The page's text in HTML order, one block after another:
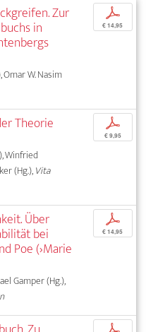
Zur
in
W. Nasim
p
€ 14,95
Theorie
Winfried
(Hg.),Vita
p
€ 9,95
Über
bei
Poe (›Marie
Gamper (Hg.),
p
€ 14,95